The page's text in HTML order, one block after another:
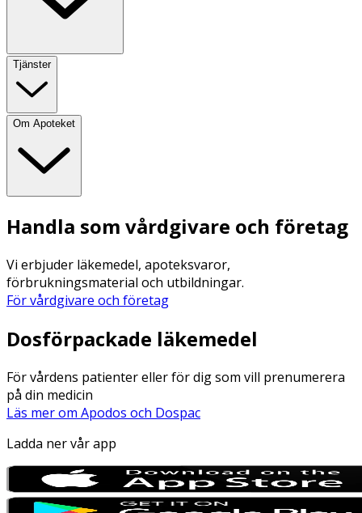
Tjänster
Om Apoteket
Handla som vårdgivare och företag
Vi erbjuder läkemedel, apoteksvaror,
förbrukningsmaterial och utbildningar.
För vårdgivare och företag
Dosförpackade läkemedel
För vårdens patienter eller för dig som vill prenumerera
på din medicin
Läs mer om Apodos och Dospac
Ladda ner vår app